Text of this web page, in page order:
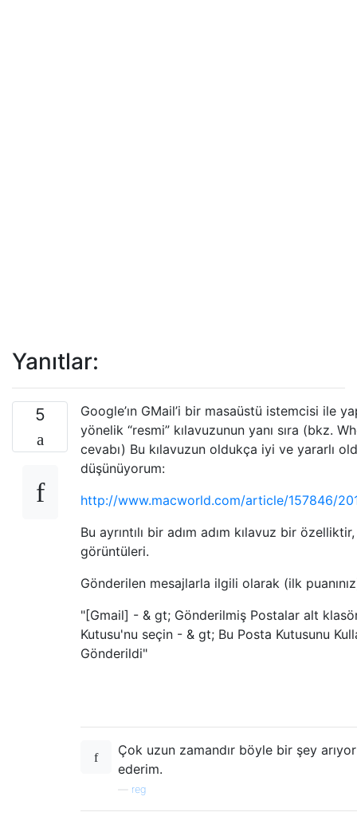
Yanıtlar:
5
Google’ın GMail’i bir masaüstü istemcisi ile
yönelik “resmi” kılavuzunun yanı sıra (bkz.
cevabı) Bu kılavuzun oldukça iyi ve yararlı
düşünüyorum:
http://www.macworld.com/article/157846/
Bu ayrıntılı bir adım adım kılavuz bir
görüntüleri.
Gönderilen mesajlarla ilgili olarak (ilk
"[Gmail] - & gt; Gönderilmiş Postalar alt
Kutusu'nu seçin - & gt; Bu Posta Kutusunu
Gönderildi"
Çok uzun zamandır böyle bir şey
ederim.
reg